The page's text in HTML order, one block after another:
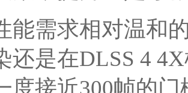
能需求相对温和
还是在DLSS 4
度接近300帧的